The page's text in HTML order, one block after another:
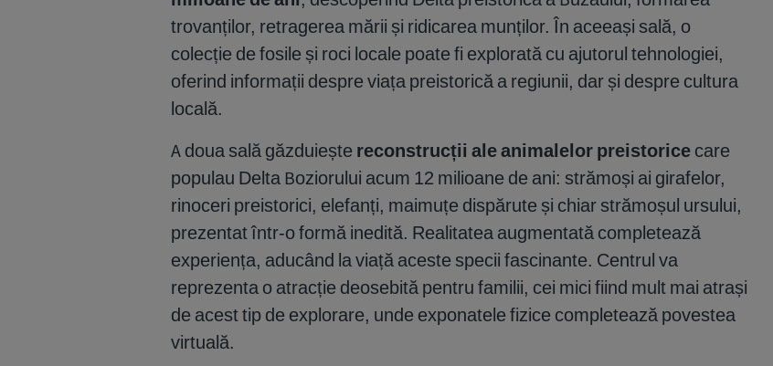
trovanților, retragerea mării și ridicarea munților. În aceeași sală, o
colecție de fosile și roci locale poate fi explorată cu ajutorul tehnologiei,
oferind informații despre viața preistorică a regiunii, dar și despre cultura
locală.
A doua sală găzduiește reconstrucții ale animalelor preistorice care
populau Delta Boziorului acum 12 milioane de ani: strămoși ai girafelor,
rinoceri preistorici, elefanți, maimuțe dispărute și chiar strămoșul ursului,
prezentat într-o formă inedită. Realitatea augmentată completează
experiența, aducând la viață aceste specii fascinante. Centrul va
reprezenta o atracție deosebită pentru familii, cei mici fiind mult mai atrași
de acest tip de explorare, unde exponatele fizice completează povestea
virtuală.